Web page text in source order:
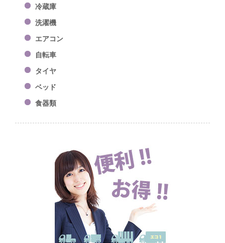
冷蔵庫
洗濯機
エアコン
自転車
タイヤ
ベッド
食器類